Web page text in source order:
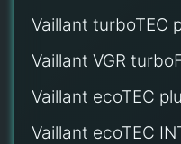
Vaillant turboTEC
Vaillant VGR
Vaillant ecoTEC
Vaillant ecoTEC